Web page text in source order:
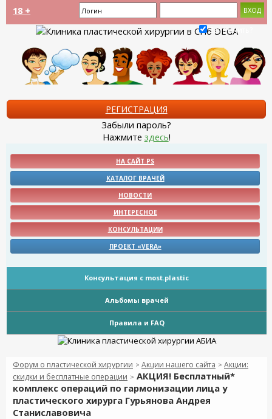
18 +
Запомнить?
РЕГИСТРАЦИЯ
Забыли пароль?
Нажмите здесь!
НА САЙТ PS
КАТАЛОГ ВРАЧЕЙ
НОВОСТИ
ИНТЕРЕСНОЕ
КОНСУЛЬТАЦИИ
ПРОЕКТ «VERA»
Консультация с most.plastic
Альбомы врачей
Правила и FAQ
Форум о пластической хирургии > Акции нашего сайта > Акции:
скидки и бесплатные операции > АКЦИЯ! Бесплатный*
комплекс операций по гармонизации лица у
пластического хирурга Гурьянова Андрея
Станиславовича